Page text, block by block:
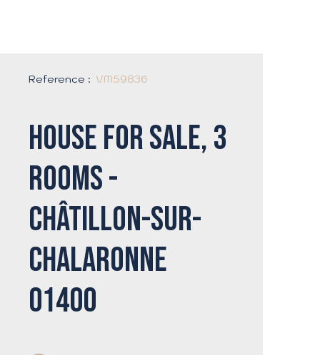
Reference : VM59836
House for sale, 3
rooms -
Châtillon-sur-
Chalaronne
01400